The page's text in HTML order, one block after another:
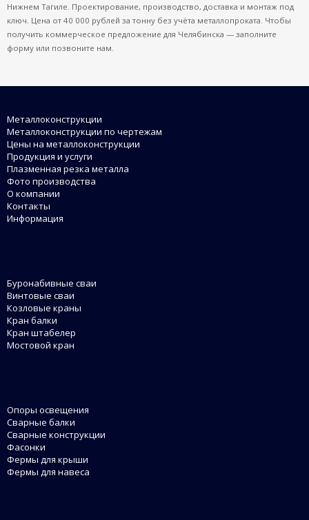
Нижнем Тагиле. Проектирование, производство, доставка и монтаж под
ключ. Цена от 40 000 рублей за тонну без учёта металлопроката. Чтобы
получить коммерческое предложение для Челябинска — заполните
форму или позвоните нам.
Металлоконструкции
Металлоконструкции по чертежам
Цены на металлоконструкции
Продукция и услуги
Плазменная резка металла
Фото производства
О компании
Контакты
Информация
Буронабивные сваи
Винтовые сваи
Козловые краны
Кран балки
Кран штабелер
Мостовой кран
Опоры освещения
Сварные балки
Сварные конструкции
Фасонки
Фермы для крыши
Фермы для навеса